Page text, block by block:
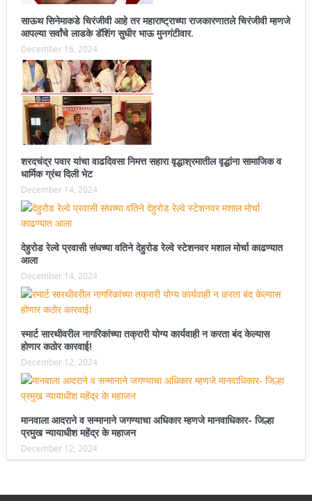
साऊथ सिनेमाकडे चिरंजीवी आहे तर महाराष्ट्राच्या राजकारणातले चिरंजीवी म्हणजे
आपल्या सर्वांचे लाडके डॅशिंग सुधीर भाऊ मुनगंटीवार.
December 16, 2024
शरदचंद्र पवार यांचा वाढदिवसा निमत्त सहारा वृद्धाश्रमातील वृद्धांना सामाजिक व
धार्मिक ग्रंथ दिली भेट
December 14, 2024
देहुरोड रेल्वे प्रवासी संघच्या वतिने देहुरोड रेल्वे स्टेशनवर मशाल मोर्चा काढण्यात
आला
December 14, 2024
स्मार्ट सारथीवरील नागरिकांच्या तक्रारी योग्य कार्यवाही न करता बंद केल्यास
होणार कठोर कारवाई!
December 12, 2024
मानवाला आदराने व सन्मानाने जगण्याचा अधिकार म्हणजे मानवाधिकार- जिल्हा
प्रमुख न्यायाधीश महेंद्र के महाजन
December 12, 2024